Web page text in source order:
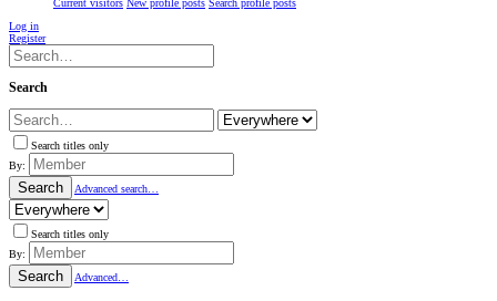
Current visitors New profile posts Search profile posts
Log in
Register
Search
Search titles only
By:
Search Advanced search…
Search titles only
By:
Search Advanced…